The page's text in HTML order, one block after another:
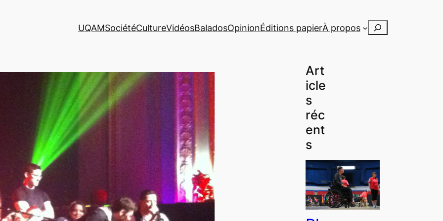
UQAMSociétéCultureVidéosBaladosOpinionÉditions papierÀ propos Rechercher
Art
icle
s
réc
ent
s